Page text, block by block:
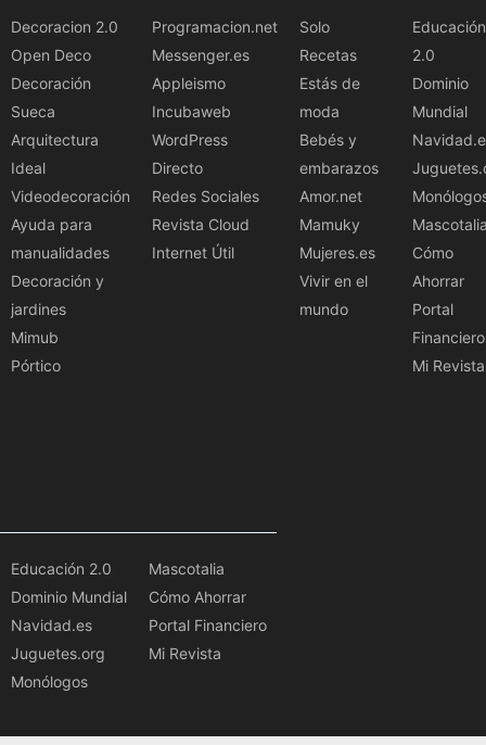
Decoracion 2.0
Open Deco
Decoración
Sueca
Arquitectura
Ideal
Videodecoración
Ayuda para
manualidades
Decoración y
jardines
Mimub
Pórtico
Programacion.net
Messenger.es
Appleismo
Incubaweb
WordPress
Directo
Redes Sociales
Revista Cloud
Internet Útil
Solo
Recetas
Estás de
moda
Bebés y
embarazos
Amor.net
Mamuky
Mujeres.es
Vivir en el
mundo
Educación
2.0
Dominio
Mundial
Cómo
Ahorrar
Portal
Financiero
Mi Revista
Educación 2.0
Dominio Mundial
Navidad.es
Juguetes.org
Monólogos
Mascotalia
Cómo Ahorrar
Portal Financiero
Mi Revista